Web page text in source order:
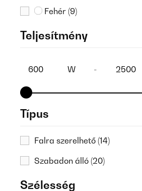
Fehér (9)
Teljesítmény
W -
Típus
Falra szerelhető (14)
Szabadon álló (20)
Szélesség